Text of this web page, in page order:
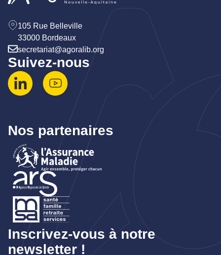
105 Rue Belleville
33000 Bordeaux
secretariat@agoralib.org
Suivez-nous
Nos partenaires
Inscrivez-vous à notre
newsletter !